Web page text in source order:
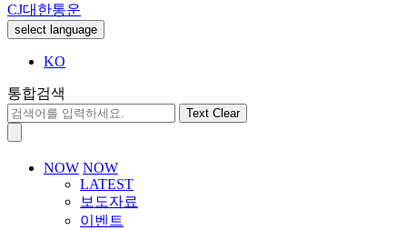
CJ대한통운
select language
KO
통합검색
Text Clear
NOW NOW
LATEST
보도자료
이벤트